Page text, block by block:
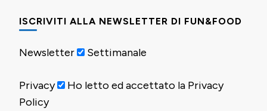
ISCRIVITI ALLA NEWSLETTER DI FUN&FOOD
Newsletter Settimanale
Privacy
Ho letto ed accettato la Privacy
Policy